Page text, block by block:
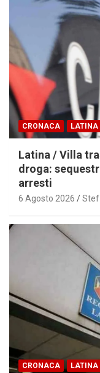
CRONACA LATINA
Latina / Villa
droga:
arresti
6 Agosto 2026
CRONACA LATINA